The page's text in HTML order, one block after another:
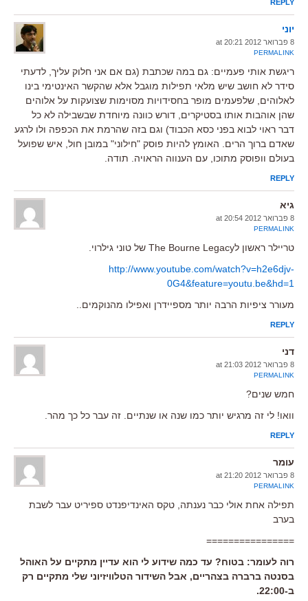
REPLY
יוני
8 פברואר 2012 at 20:21
PERMALINK
ריגשת אותי פעמיים: גם במה שכתבת (גם אם אני חלוק עליך, לדעתי
סידר לא חושב שיש מלאי תפילות מוגבל אלא שהקשר האינטימי בינו
לאלוהים, שלפעמים מופר בחסידויות מסוימות שצועקות על אלוהים
שהן אוהבות אותו בסטיקרים, דורש כוונה מיוחדת שבשבילה לא כל
דבר ראוי לבוא בפני כסא הכבוד) וגם בזה שהרמת את הכפפה ולו לרגע
שאדם ברוך הרים. האומץ להיות פוסק "חילוני" במובן חול, איש שפועל
בעולם וופוסק מתוכו, עם הענווה הראויה. תודה.
REPLY
גיא
8 פברואר 2012 at 20:54
PERMALINK
טריילר ראשון לThe Bourne Legacy של טוני גילרוי.
http://www.youtube.com/watch?v=h2e6djv-
0G4&feature=youtu.be&hd=1
מעורר ציפיות הרבה יותר מספיידרן ואפילו מהנוקמים..
REPLY
דני
8 פברואר 2012 at 21:03
PERMALINK
חמש שנים?
וואו! לי זה מרגיש יותר כמו שנה או שנתיים. זה עבר כל כך מהר.
REPLY
עומר
8 פברואר 2012 at 21:20
PERMALINK
תפילה אחת אולי כבר נענתה, טקס האינדיפנדט ספיריט עבר לשבת
בערב
================
רוה לעומר: בטוח? עד כמה שידוע לי הוא עדיין מתקיים על האוהל
בסנטה ברברה בצהריים, אבל השידור הטלוויזיוני שלי מתקיים רק
ב-22:00.